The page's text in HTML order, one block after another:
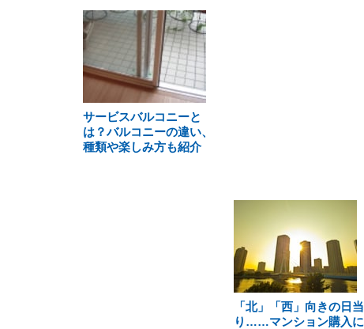
サービスバルコニーと
は？バルコニーの違い、
種類や楽しみ方も紹介
「北」「西」向きの日当
り……マンション購入に